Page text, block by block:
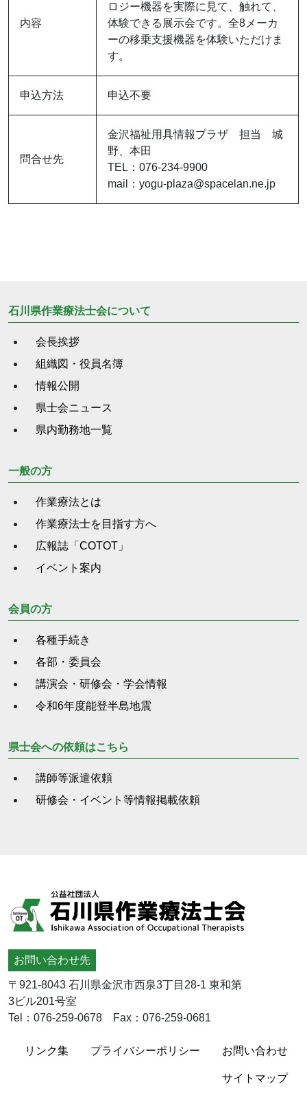
内容
ロジー機器を実際に見て、触れて、
体験できる展示会です。全8メーカ
ーの移乗支援機器を体験いただけま
す。
申込方法 申込不要
問合せ先
金沢福祉用具情報プラザ 担当 城
野、本田
TEL：076‐234‐9900
mail：yogu-plaza@spacelan.ne.jp
石川県作業療法士会について
会長挨拶
組織図・役員名簿
情報公開
県士会ニュース
県内勤務地一覧
一般の方
作業療法とは
作業療法士を目指す方へ
広報誌「COTOT」
イベント案内
会員の方
各種手続き
各部・委員会
講演会・研修会・学会情報
令和6年度能登半島地震
県士会への依頼はこちら
講師等派遣依頼
研修会・イベント等情報掲載依頼
お問い合わせ先
〒921-8043 石川県金沢市西泉3丁目28-1 東和第
3ビル201号室
Tel：076-259-0678 Fax：076-259-0681
リンク集 プライバシーポリシー お問い合わせ
サイトマップ